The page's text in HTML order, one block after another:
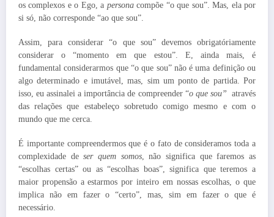
os complexos e o Ego, a personacompõe “o que sou”. Mas, ela por
si só, não corresponde “ao que sou”.
Assim, para considerar “o que sou” devemos obrigatóriamente
considerar o “momento em que estou”. E, ainda mais, é
fundamental considerarmos que “o que sou” não é uma definição ou
algo determinado e imutável, mas, sim um ponto de partida. Por
isso, eu assinalei a importância de compreender “o que sou” através
das relações que estabeleço sobretudo comigo mesmo e com o
mundo que me cerca.
É importante compreendermos que é o fato de consideramos toda a
complexidade deser quem somos, não significa que faremos as
“escolhas certas” ou as “escolhas boas”, significa que teremos a
maior propensão a estarmos por inteiro em nossas escolhas, o que
implica não em fazer o “certo”, mas, sim em fazer o que é
necessário.